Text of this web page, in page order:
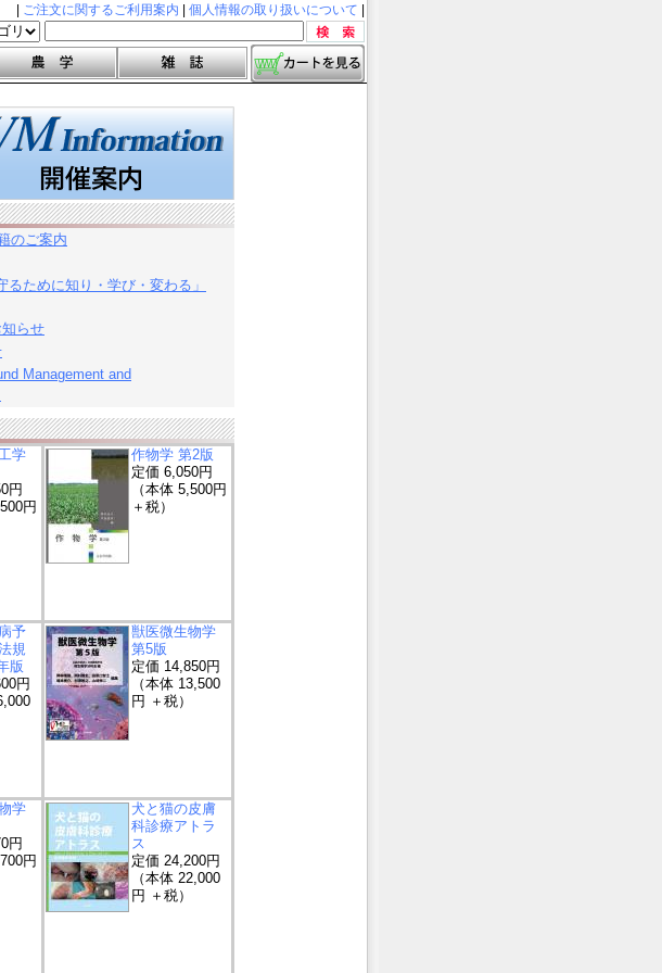
ご注文に関するご利用案内 個人情報の取り扱いについて
のご案内
ために知り・学び・変わる」
らせ
Management and
学
円
円
作物学 第2版
定価 6,050円
（本体 5,500円
＋税）
予
規
版
円
獣医微生物学
第5版
定価 14,850円
（本体 13,500
円 ＋税）
学
円
円
犬と猫の皮膚
科診療アトラ
ス
定価 24,200円
（本体 22,000
円 ＋税）